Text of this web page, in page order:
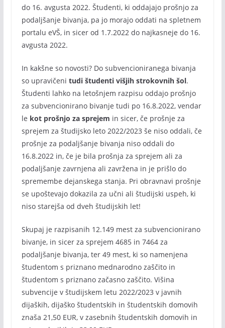
do 16. avgusta 2022. Študenti, ki oddajajo prošnjo za
podaljšanje bivanja, pa jo morajo oddati na spletnem
portalu eVŠ, in sicer od 1.7.2022 do najkasneje do 16.
avgusta 2022.
In kakšne so novosti? Do subvencioniranega bivanja
so upravičeni tudi študenti višjih strokovnih šol.
Študenti lahko na letošnjem razpisu oddajo prošnjo
za subvencionirano bivanje tudi po 16.8.2022, vendar
le kot prošnjo za sprejem in sicer, če prošnje za
sprejem za študijsko leto 2022/2023 še niso oddali, če
prošnje za podaljšanje bivanja niso oddali do
16.8.2022 in, če je bila prošnja za sprejem ali za
podaljšanje zavrnjena ali zavržena in je prišlo do
spremembe dejanskega stanja. Pri obravnavi prošnje
se upoštevajo dokazila za učni ali študijski uspeh, ki
niso starejša od dveh študijskih let!
Skupaj je razpisanih 12.149 mest za subvencionirano
bivanje, in sicer za sprejem 4685 in 7464 za
podaljšanje bivanja, ter 49 mest, ki so namenjena
študentom s priznano mednarodno zaščito in
študentom s priznano začasno zaščito. Višina
subvencije v študijskem letu 2022/2023 v javnih
dijaških, dijaško študentskih in študentskih domovih
znaša 21,50 EUR, v zasebnih študentskih domovih in